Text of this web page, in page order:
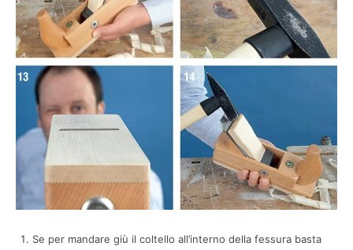
Se per mandare giù il coltello all’interno della fessura basta